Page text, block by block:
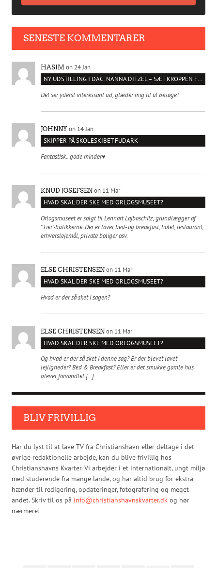
SENESTE KOMMENTARER
HASIM on 24 Jan
NY UDSTILLING I DAC: NANNA DITZEL – SÆT KROPPEN FRI
Det ser yderst interessant ud, glæder mig til at besøge!
JOHNNY on 14 Jan
SKIPPER PÅ SKOLESKIBET FUDARK
Fantastisk.. gode minder♥️
KNUD JOSEFSEN on 11 Mar
HVAD SKAL DER SKE MED ORLOGSMUSEET?
Orlogsmuseet er solgt til Lennart Lajboschitz, grundlægger af
"Tier"-butikkerne. Der er lavet bed- og breakfast, hotel, restaurant,
erhverslejemål, private boliger osv.
ELSE CHRISTENSEN on 11 Mar
HVAD SKAL DER SKE MED ORLOGSMUSEET?
Hvad er der så sket i sagen?
ELSE CHRISTENSEN on 11 Mar
HVAD SKAL DER SKE MED ORLOGSMUSEET?
Og hvad er der så sket i denne sag? Er der blevet lavet
lejligheder? Bed & Breakfast? Eller er det smukke gamle hus
blevet forvandlet […]
BLIV FRIVILLIG
Har du lyst til at lave TV fra Christianshavn eller deltage i det
øvrige redaktionelle arbejde, kan du blive frivillig hos
Christianshavns Kvarter. Vi arbejder i et internationalt, ungt miljø
med studerende fra mange lande, og har altid brug for ekstra
hænder til redigering, opdateringer, fotografering og meget
andet. Skriv til os på info@christianshavnskvarter.dk og hør
nærmere!